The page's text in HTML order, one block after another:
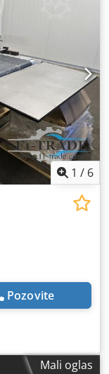
1 / 6
Pozovite
Mali oglas